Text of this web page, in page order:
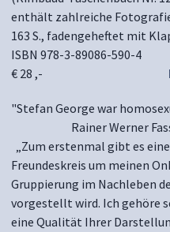
enthält zahlreiche
163 S., fadengeheftet mit
ISBN 978-3-89086-590-4
€ 28 ,-
"Stefan George war
Rainer Werner
„Zum erstenmal gibt es
Freundeskreis um meinen
Gruppierung im Nachleben
vorgestellt wird. Ich gehöre
eine Qualität Ihrer